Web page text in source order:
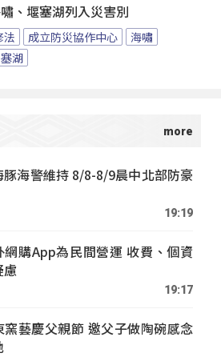
、堰塞湖列入災害別
法 成立防災協作中心
海嘯
湖
豚海警維持 8/8-8/9晨中北部防豪
19:19
網購App為民間營運 收費、個資
慮
19:17
窯藝慶父親節 邀父子做陶碗感念